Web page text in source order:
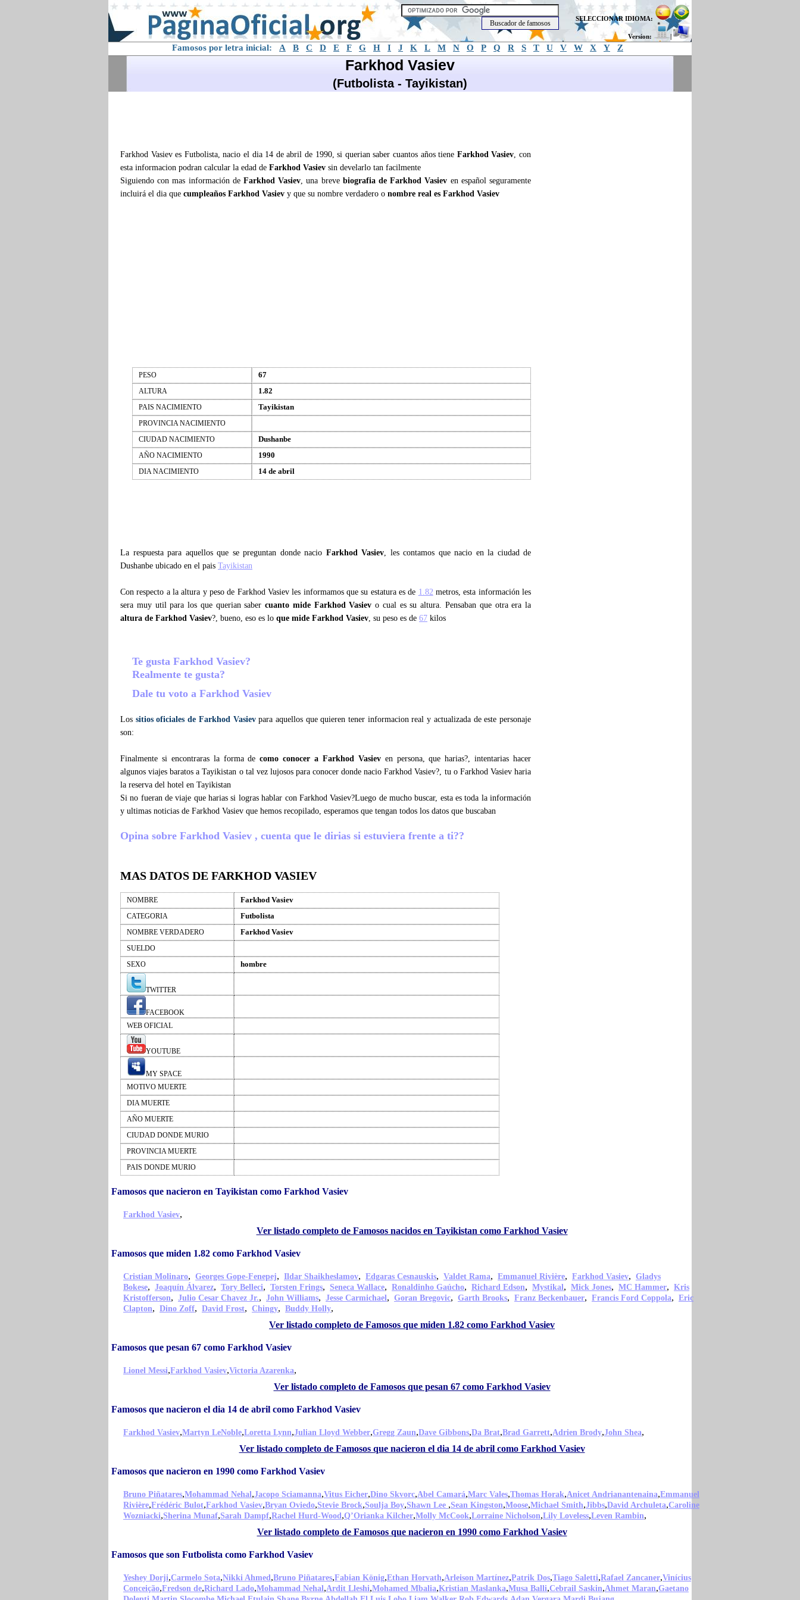
SELECCIONAR IDIOMA:
Version: |
Famosos por letra inicial: A B C D E F G H I J K L M N O P Q R S T U V W X Y Z
Farkhod Vasiev
(Futbolista - Tayikistan)
Farkhod Vasiev es Futbolista, nacio el dia 14 de abril de 1990, si querian saber cuantos años tiene Farkhod Vasiev, con
esta informacion podran calcular la edad de Farkhod Vasiev sin develarlo tan facilmente
Siguiendo con mas información de Farkhod Vasiev, una breve biografia de Farkhod Vasiev en español seguramente
incluirá el dia que cumpleaños Farkhod Vasiev y que su nombre verdadero o nombre real es Farkhod Vasiev
PESO 67
ALTURA 1.82
PAIS NACIMIENTO Tayikistan
PROVINCIA NACIMIENTO
CIUDAD NACIMIENTO
Dushanbe
AÑO NACIMIENTO 1990
DIA NACIMIENTO 14 de abril
La respuesta para aquellos que se preguntan donde nacio Farkhod Vasiev, les contamos que nacio en la ciudad de
Dushanbe ubicado en el pais Tayikistan
Con respecto a la altura y peso de Farkhod Vasiev les informamos que su estatura es de 1.82metros, esta información les
sera muy util para los que querian sabercuanto mide Farkhod Vasiev o cual es su altura. Pensaban que otra era la
altura de Farkhod Vasiev?, bueno, eso es lo que mide Farkhod Vasiev, su peso es de 67 kilos
Te gusta Farkhod Vasiev?
Realmente te gusta?
Dale tu voto a Farkhod Vasiev
Los sitios oficiales de Farkhod Vasievpara aquellos que quieren tener informacion real y actualizada de este personaje
son:
Finalmente si encontraras la forma decomo conocer a Farkhod Vasieven persona, que harias?, intentarias hacer
algunos viajes baratos a Tayikistan o tal vez lujosos para conocer donde nacio Farkhod Vasiev?, tu o Farkhod Vasiev haria
la reserva del hotel en Tayikistan
Si no fueran de viaje que harias si logras hablar con Farkhod Vasiev?Luego de mucho buscar, esta es toda la información
y ultimas noticias de Farkhod Vasiev que hemos recopilado, esperamos que tengan todos los datos que buscaban
Opina sobre Farkhod Vasiev , cuenta que le dirias si estuviera frente a ti??
MAS DATOS DE FARKHOD VASIEV
NOMBRE Farkhod Vasiev
CATEGORIA Futbolista
NOMBRE VERDADERO Farkhod Vasiev
SUELDO
SEXO
hombre
TWITTER
FACEBOOK
WEB OFICIAL
YOUTUBE
MY SPACE
MOTIVO MUERTE
DIA MUERTE
AÑO MUERTE
CIUDAD DONDE MURIO
PROVINCIA MUERTE
PAIS DONDE MURIO
Famosos que nacieron en Tayikistan como Farkhod Vasiev
Farkhod Vasiev,
Ver listado completo de Famosos nacidos en Tayikistan como Farkhod Vasiev
Famosos que miden 1.82 como Farkhod Vasiev
Cristian Molinaro, Georges Gope-Fenepej, Ildar Shaikheslamov, Edgaras Cesnauskis, Valdet Rama, Emmanuel Rivière, Farkhod Vasiev, Gladys
Bokese, Joaquín Álvarez, Tory Belleci, Torsten Frings, Seneca Wallace, Ronaldinho Gaúcho, Richard Edson, Mystikal, Mick Jones, MC Hammer, Kris
Kristofferson, Julio Cesar Chavez Jr., John Williams, Jesse Carmichael, Goran Bregovic, Garth Brooks, Franz Beckenbauer, Francis Ford Coppola, Eric
Clapton, Dino Zoff, David Frost, Chingy, Buddy Holly,
Ver listado completo de Famosos que miden 1.82 como Farkhod Vasiev
Famosos que pesan 67 como Farkhod Vasiev
Lionel Messi,Farkhod Vasiev,Victoria Azarenka,
Ver listado completo de Famosos que pesan 67 como Farkhod Vasiev
Famosos que nacieron el dia 14 de abril como Farkhod Vasiev
Farkhod Vasiev,Martyn LeNoble,Loretta Lynn,Julian Lloyd Webber,Gregg Zaun,Dave Gibbons,Da Brat,Brad Garrett,Adrien Brody,John Shea,
Ver listado completo de Famosos que nacieron el dia 14 de abril como Farkhod Vasiev
Famosos que nacieron en 1990 como Farkhod Vasiev
Bruno Piñatares,Mohammad Nehal,Jacopo Sciamanna,Vitus Eicher,Dino Skvorc,Abel Camará,Marc Vales,Thomas Horak,Anicet Andrianantenaina,Emmanuel
Rivière,Frédéric Bulot,Farkhod Vasiev,Bryan Oviedo,Stevie Brock,Soulja Boy,Shawn Lee ,Sean Kingston,Moose,Michael Smith,Jibbs,David Archuleta,Caroline
Wozniacki,Sherina Munaf,Sarah Dampf,Rachel Hurd-Wood,Q’Orianka Kilcher,Molly McCook,Lorraine Nicholson,Lily Loveless,Leven Rambin,
Ver listado completo de Famosos que nacieron en 1990 como Farkhod Vasiev
Famosos que son Futbolista como Farkhod Vasiev
Yeshey Dorji,Carmelo Sota,Nikki Ahmed,Bruno Piñatares,Fabian König,Ethan Horvath,Arleison Martínez,Patrik Dos,Tiago Saletti,Rafael Zancaner,Vinícius
Conceição,Fredson de,Richard Lado,Mohammad Nehal,Ardit Lleshi,Mohamed Mbalia,Kristian Maslanka,Musa Balli,Cebrail Saskin,Ahmet Maran,Gaetano